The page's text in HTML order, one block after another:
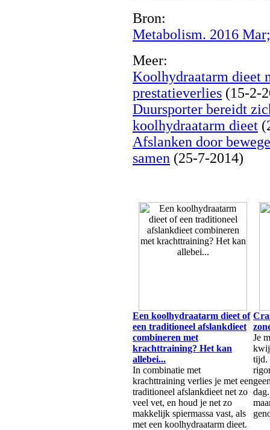
Bron:
Metabolism. 2016
Meer:
Koolhydraatarm dieet
prestatieverlies (15-2-
Duursporter bereidt
koolhydraatarm dieet
Afslanken door
samen (25-7-2014)
Een koolhydraatarm dieet of
een traditioneel afslankdieet
combineren met
krachttraining? Het kan
allebei...
In combinatie met
krachttraining verlies je met een
traditioneel afslankdieet net zo
veel vet, en houd je net zo
makkelijk spiermassa vast, als
met een koolhydraatarm dieet.
Je
tijd.